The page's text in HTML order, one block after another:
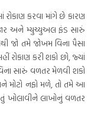
કરવા માંગે છે કારણ
અને મ્યુચ્યુઅલ ફંડ સારું
તમે જોખમ વિના પૈસા
રોકાણ કરી શકો છો, જ્યાં
સારું વળતર મેળવી શકો
મોટો નફો મળે, તો તમે આ
ખોલાવીને લાખોનું વળતર